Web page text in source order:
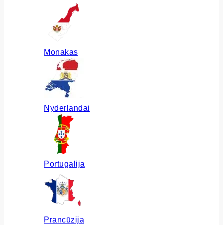
Monakas
Nyderlandai
Portugalija
Prancūzija